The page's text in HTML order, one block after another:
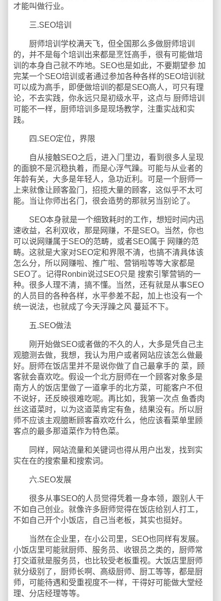
才能叫做行业。
三.SEO培训
厨师培训学校满天飞，但全国那么多做厨师培训
的，并不是每个培训出来都是烹饪高手，很有可能做培
训的本身自己就不咋地。SEO也是如此，不要期望参 加
完某一个SEO培训或者通过参加各种各样的SEO培训就
可以成为高手，即便做培训的都是SEO高人，可只有理
论，不去实践，你永远只是初级水平，这点与 厨师培训
可能不一样，厨师培训多是现场教学，注重实战和实
践。
四.SEO定位，界限
自从接触SEO之后，进入门里边，看到很多人呈现
的面貌不是沉稳执着，而是心浮气躁。可能与从业者的
年龄有关，大多是年轻人，急功近利。可是一个厨师一
上来就像让顾客盈门，招揽大量的顾客，这似乎不太可
能。当让你师出名门，很会造势的那就另当别论了。
SEO本身就是一个细致耗时的工作，想短时间内迅
速收益，名利双收，那是网赚，不是SEO。当然，你也
可以说网赚属于SEO的范畴，或者SEO属于 网赚的范
畴。这就是大家对SEO定和界限不清，也搞不清具体该
怎么分，所以网赚啦、推广啦、营销啦等等大家都是
SEO了。记得Ronbin说过SEO只是 搜索引擎营销的一
种。很多人理不清，搞不懂。当然，还有就是从事SEO
的人员目的各种各样，水平参差不起，加上也没有一个
统一说法，也就成了今天浮躁之风 蔓延不下。
五.SEO做法
刚开始做SEO或者做的不久的人，大多是凭自己主
观臆测去做，我想，我认为用户或者网站应该怎么做最
好。厨师在饭店里并不是说你做了自己最拿手的 菜，顾
客就会喜欢吃。假设一个北方厨师在一个顾客对象多是
南方人的饭店里做了一道拿手的北方菜，可能客户不但
不说好，还反映很难吃呢。再比如，我第一次点 鱼香肉
丝这道菜时，以为这道菜肯定有鱼，结果没有。所以厨
师不应该主观臆断顾客喜欢吃什么，他应该看菜单里顾
客点的最多那道菜作为特色菜。
同样，网站流量和关键词也得从用户出发，找到实
实在在的搜索量和搜索词。
六.SEO发展
很多从事SEO的人员觉得凭着一身本领，跟别人干
不如自己创业。就像许多厨师觉得在饭店给别人打工，
不如自己开个小饭店，自己当老板，其实也挺好。
当然在企业里，在小公司里，SEO也同样有发展。
小饭店里可能就厨师、服务员、收银员之类的，厨师常
打交道就是服务员，也比较受老板重视。大饭店里厨师
就分级别了，厨师长啊、高级厨师、厨工等等，都是厨
师，可能待遇和受重视度不一样，干得好可能做大堂经
理、分店经理等等。